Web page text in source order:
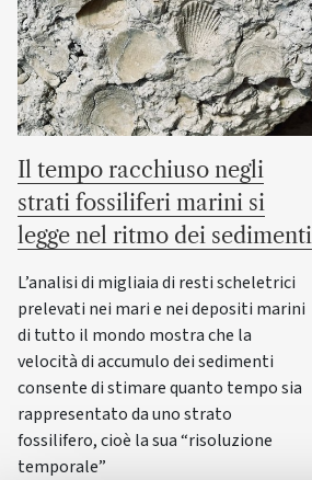
Il tempo racchiuso negli
strati fossiliferi marini si
legge nel ritmo dei sedimenti
L’analisi di migliaia di resti scheletrici
prelevati nei mari e nei depositi marini
di tutto il mondo mostra che la
velocità di accumulo dei sedimenti
consente di stimare quanto tempo sia
rappresentato da uno strato
fossilifero, cioè la sua “risoluzione
temporale”